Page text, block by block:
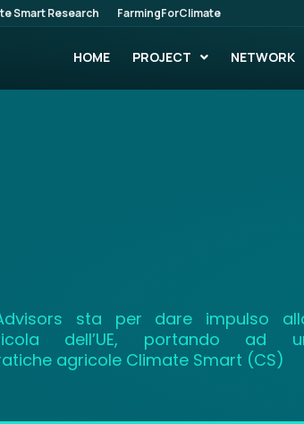
Smart Research FarmingForClimate
HOME PROJECT NETWORK
sta per dare impulso
dell’UE, portando ad
agricole Climate Smart (CS)